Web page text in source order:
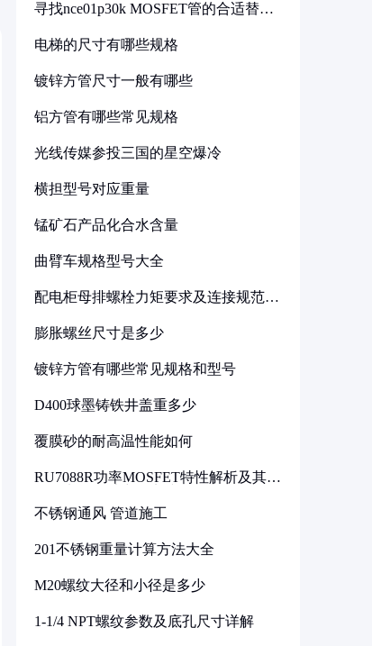
寻找nce01p30k MOSFET管的合适替代
电梯的尺寸有哪些规格
镀锌方管尺寸一般有哪些
铝方管有哪些常见规格
光线传媒参投三国的星空爆冷
横担型号对应重量
锰矿石产品化合水含量
曲臂车规格型号大全
配电柜母排螺栓力矩要求及连接规范详
膨胀螺丝尺寸是多少
镀锌方管有哪些常见规格和型号
D400球墨铸铁井盖重多少
覆膜砂的耐高温性能如何
RU7088R功率MOSFET特性解析及其在
不锈钢通风 管道施工
201不锈钢重量计算方法大全
M20螺纹大径和小径是多少
1-1/4 NPT螺纹参数及底孔尺寸详解